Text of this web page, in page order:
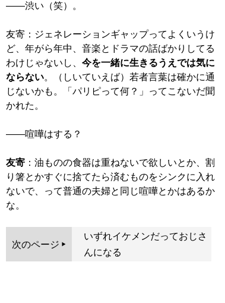
——渋い（笑）。
友寄：ジェネレーションギャップってよくいうけ
ど、年がら年中、音楽とドラマの話ばかりしてる
わけじゃないし、 今を一緒に生きるうえでは気に
ならない。（しいていえば）若者言葉は確かに通
じないかも。「パリピって何？」ってこないだ聞
かれた。
——喧嘩はする？
友寄 ：油ものの食器は重ねないで欲しいとか、割
り箸とかすぐに捨てたら済むものをシンクに入れ
ないで、って普通の夫婦と同じ喧嘩とかはあるか
な。
次のページ
いずれイケメンだっておじさ
んになる